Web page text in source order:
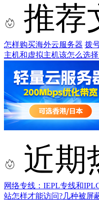
推荐
怎样购买海外云服务器 拨
主机和虚拟主机该怎么选择
近期
网络专线：IEPL专线和
站怎样才能访问?几种被屏